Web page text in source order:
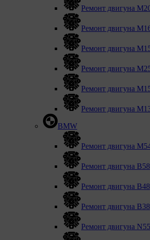
Ремонт двигуна
Ремонт двигуна
Ремонт двигуна
Ремонт двигуна
Ремонт двигуна
Ремонт двигуна
BMW
Ремонт двигуна
Ремонт двигуна B58
Ремонт двигуна В48
Ремонт двигуна В38
Ремонт двигуна N55